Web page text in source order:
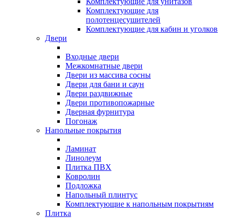
Комплектующие для
полотенцесушителей
Комплектующие для кабин и уголков
Двери
Входные двери
Межкомнатные двери
Двери из массива сосны
Двери для бани и саун
Двери раздвижные
Двери противопожарные
Дверная фурнитура
Погонаж
Напольные покрытия
Ламинат
Линолеум
Плитка ПВХ
Ковролин
Подложка
Напольный плинтус
Комплектующие к напольным покрытиям
Плитка